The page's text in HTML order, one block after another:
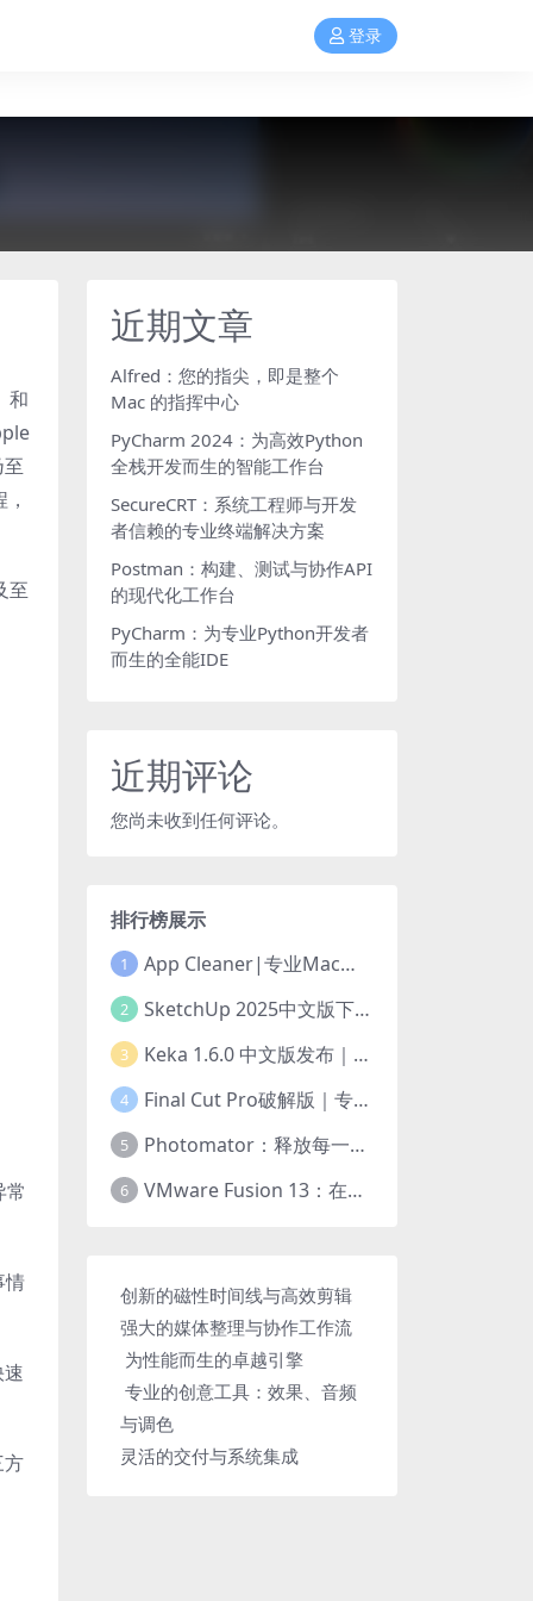
登录
和
至
常
情
方
近期文章
Alfred：您的指尖，即是整个
Mac 的指挥中心
PyCharm 2024：为高效Python
全栈开发而生的智能工作台
SecureCRT：系统工程师与开发
者信赖的专业终端解决方案
Postman：构建、测试与协作API
的现代化工作台
PyCharm：为专业Python开发者
而生的全能IDE
近期评论
您尚未收到任何评论。
排行榜展示
1 App Cleaner|专业Mac应用卸载工具
2 SketchUp 2025中文版下载丨工具全面升级
3 Keka 1.6.0 中文版发布｜强大的Mac免费压缩解压工具
4 Final Cut Pro破解版｜专业视频剪辑软件
5 Photomator：释放每一张照片的非凡潜力
6 VMware Fusion 13：在Mac上无缝运行Windows与任何操作系统的终极方案
创新的磁性时间线与高效剪辑
强大的媒体整理与协作工作流
为性能而生的卓越引擎
专业的创意工具：效果、音频
与调色
灵活的交付与系统集成